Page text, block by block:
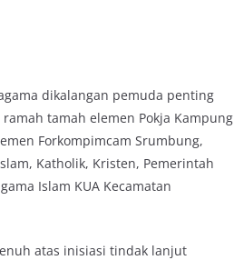
dikalangan pemuda penting
tamah elemen Pokja Kampung
Forkompimcam Srumbung,
Katholik, Kristen, Pemerintah
Islam KUA Kecamatan
atas inisiasi tindak lanjut